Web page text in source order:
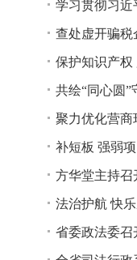
学习贯彻习近
和指示精神专
查处虚开骗税
回税款损失
保护知识产
省公安厅公布
典型案例
共绘“同心圆
察院、省妇联
聚力优化营商
—— 省法院驻
部赴企参观学
补短板 强弱
力
方华堂主持召
我加压 砥砺
出彩
法治护航 快
欺凌、防性侵
省委政法委召